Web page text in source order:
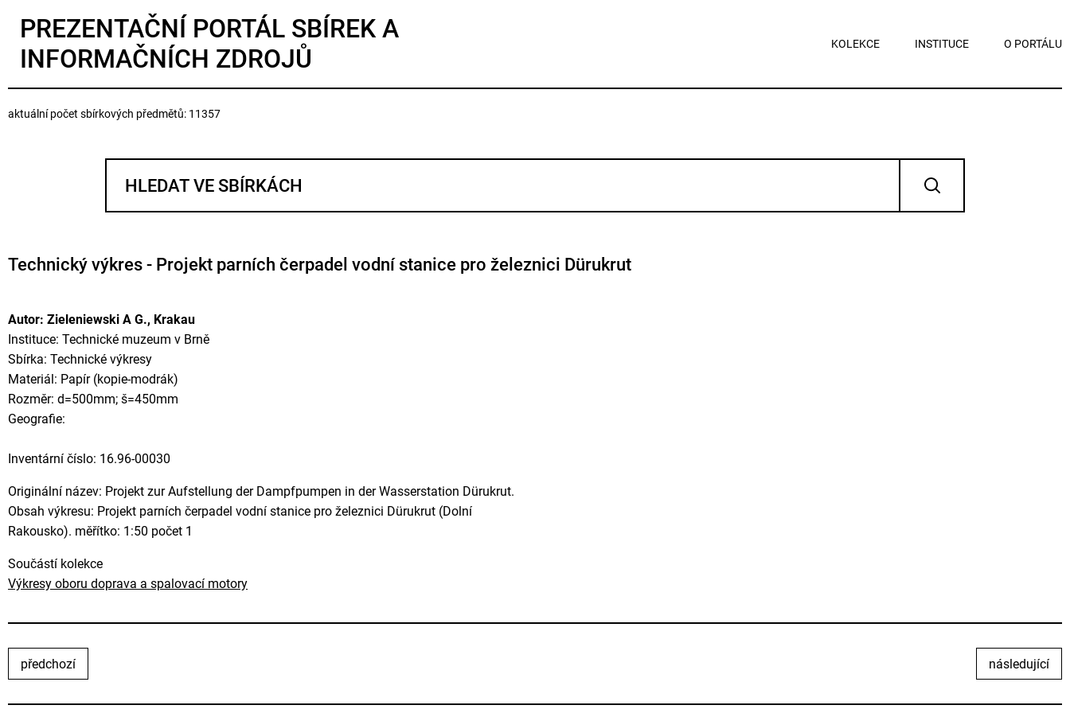
PREZENTAČNÍ PORTÁL SBÍREK A
INFORMAČNÍCH ZDROJŮ
KOLEKCE INSTITUCE O PORTÁLU
aktuální počet sbírkových předmětů: 11357
Technický výkres - Projekt parních čerpadel vodní stanice pro železnici Dürukrut
Autor: Zieleniewski A G., Krakau
Instituce: Technické muzeum v Brně
Sbírka: Technické výkresy
Materiál: Papír (kopie-modrák)
Rozměr: d=500mm; š=450mm
Geografie:
Inventární číslo: 16.96-00030
Originální název: Projekt zur Aufstellung der Dampfpumpen in der Wasserstation Dürukrut.
Obsah výkresu: Projekt parních čerpadel vodní stanice pro železnici Dürukrut (Dolní
Rakousko). měřítko: 1:50 počet 1
Součástí kolekce
Výkresy oboru doprava a spalovací motory
předchozí následující